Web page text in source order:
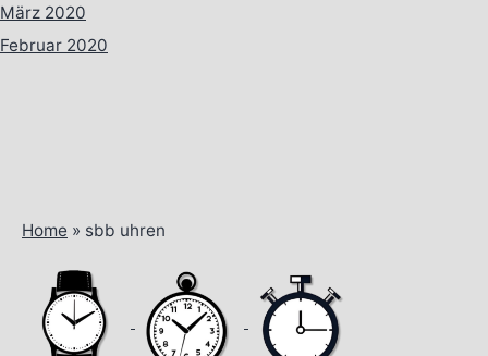
März 2020
Februar 2020
Home » sbb uhren